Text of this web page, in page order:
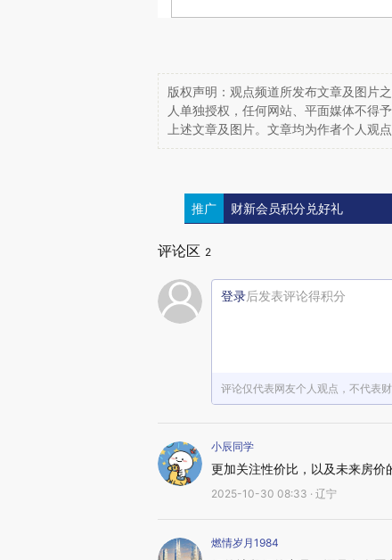
版权声明：观点频道所发布文章及图片
人单独授权，任何网站、平面媒体不得
上述文章及图片。文章均为作者个人观
推广 财新会员积分兑好礼
评论区 2
登录后发表评论得积分
评论仅代表网友个人观点，不代表
小辰同学
更加关注性价比，以及未来房价
2025-10-30 08:33 · 辽宁
燃情岁月1984